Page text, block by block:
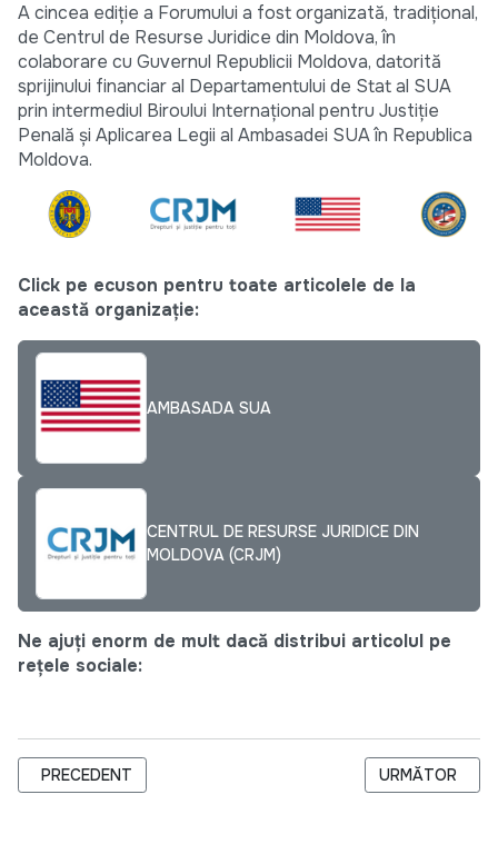
A cincea ediție a Forumului a fost organizată, tradițional,
de Centrul de Resurse Juridice din Moldova, în
colaborare cu Guvernul Republicii Moldova, datorită
sprijinului financiar al Departamentului de Stat al SUA
prin intermediul Biroului Internațional pentru Justiție
Penală și Aplicarea Legii al Ambasadei SUA în Republica
Moldova.
Click pe ecuson pentru toate articolele de la
această organizație:
AMBASADA SUA
CENTRUL DE RESURSE JURIDICE DIN
MOLDOVA (CRJM)
Ne ajuți enorm de mult dacă distribui articolul pe
rețele sociale:
ARTICOL PRECEDENT: BENEFICIARII PROIECTULUI DE
PRECEDENT ARTICOLUL
URMĂTOR